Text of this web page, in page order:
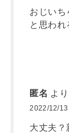
おじいち
と思われ
匿名 よ
2022/12/
大丈夫？